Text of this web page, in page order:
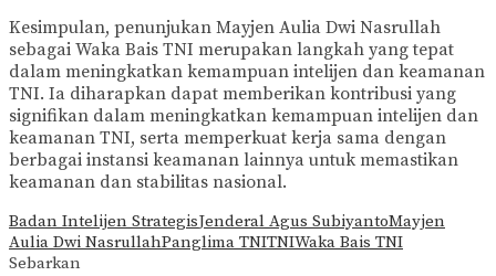
Kesimpulan, penunjukan Mayjen Aulia Dwi Nasrullah
sebagai Waka Bais TNI merupakan langkah yang tepat
dalam meningkatkan kemampuan intelijen dan keamanan
TNI. Ia diharapkan dapat memberikan kontribusi yang
signifikan dalam meningkatkan kemampuan intelijen dan
keamanan TNI, serta memperkuat kerja sama dengan
berbagai instansi keamanan lainnya untuk memastikan
keamanan dan stabilitas nasional.
Badan Intelijen StrategisJenderal Agus SubiyantoMayjen
Aulia Dwi NasrullahPanglima TNITNIWaka Bais TNI
Sebarkan